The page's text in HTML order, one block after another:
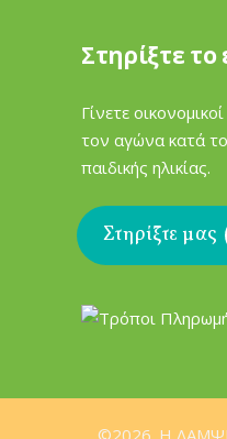
Στηρίξτε το
Γίνετε
τον αγώνα κατά
παιδικής ηλικίας.
Στηρίξτε μας
©2026. H